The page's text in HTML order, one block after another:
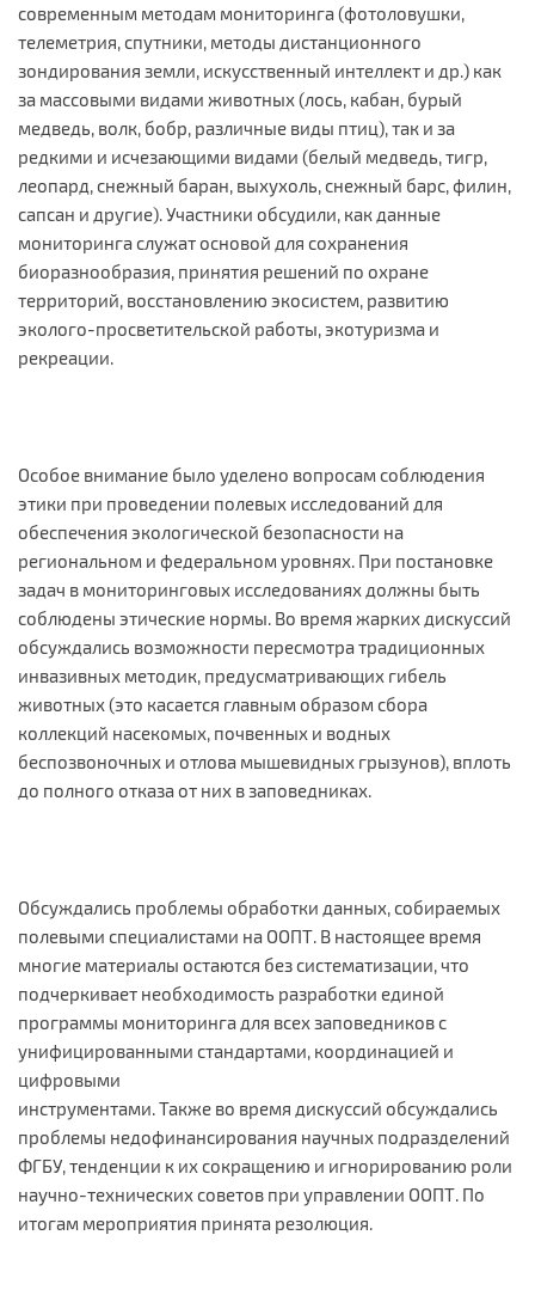
современным методам мониторинга (фотоловушки,
телеметрия, спутники, методы дистанционного
зондирования земли, искусственный интеллект и др.) как
за массовыми видами животных (лось, кабан, бурый
медведь, волк, бобр, различные виды птиц), так и за
редкими и исчезающими видами (белый медведь, тигр,
леопард, снежный баран, выхухоль, снежный барс, филин,
сапсан и другие). Участники обсудили, как данные
мониторинга служат основой для сохранения
биоразнообразия, принятия решений по охране
территорий, восстановлению экосистем, развитию
эколого-просветительской работы, экотуризма и
рекреации.
Особое внимание было уделено вопросам соблюдения
этики при проведении полевых исследований для
обеспечения экологической безопасности на
региональном и федеральном уровнях. При постановке
задач в мониторинговых исследованиях должны быть
соблюдены этические нормы. Во время жарких дискуссий
обсуждались возможности пересмотра традиционных
инвазивных методик, предусматривающих гибель
животных (это касается главным образом сбора
коллекций насекомых, почвенных и водных
беспозвоночных и отлова мышевидных грызунов), вплоть
до полного отказа от них в заповедниках.
Обсуждались проблемы обработки данных, собираемых
полевыми специалистами на ООПТ. В настоящее время
многие материалы остаются без систематизации, что
подчеркивает необходимость разработки единой
программы мониторинга для всех заповедников с
унифицированными стандартами, координацией и
цифровыми
инструментами. Также во время дискуссий обсуждались
проблемы недофинансирования научных подразделений
ФГБУ, тенденции к их сокращению и игнорированию роли
научно-технических советов при управлении ООПТ. По
итогам мероприятия принята резолюция.